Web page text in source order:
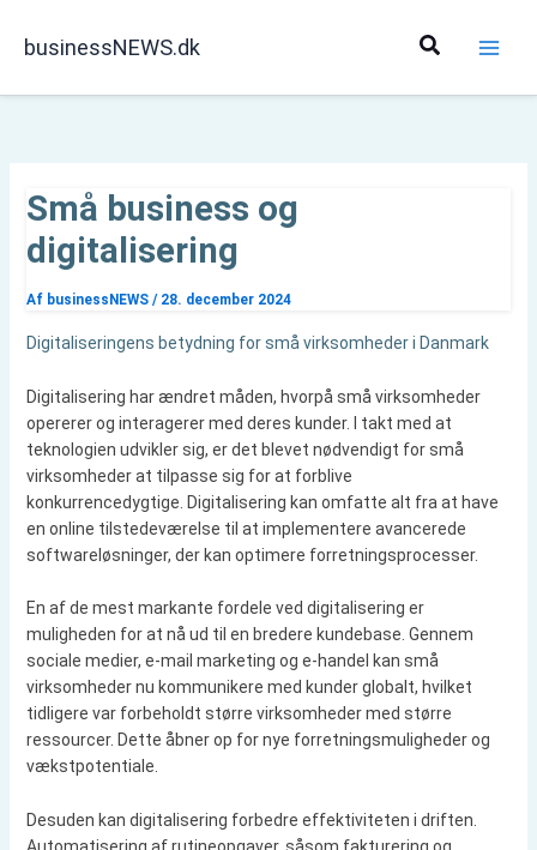
businessNEWS.dk Søg
Små business og
digitalisering
Af businessNEWS / 28. december 2024
Digitaliseringens betydning for små virksomheder i Danmark
Digitalisering har ændret måden, hvorpå små virksomheder
opererer og interagerer med deres kunder. I takt med at
teknologien udvikler sig, er det blevet nødvendigt for små
virksomheder at tilpasse sig for at forblive
konkurrencedygtige. Digitalisering kan omfatte alt fra at have
en online tilstedeværelse til at implementere avancerede
softwareløsninger, der kan optimere forretningsprocesser.
En af de mest markante fordele ved digitalisering er
muligheden for at nå ud til en bredere kundebase. Gennem
sociale medier, e-mail marketing og e-handel kan små
virksomheder nu kommunikere med kunder globalt, hvilket
tidligere var forbeholdt større virksomheder med større
ressourcer. Dette åbner op for nye forretningsmuligheder og
vækstpotentiale.
Desuden kan digitalisering forbedre effektiviteten i driften.
Automatisering af rutineopgaver, såsom fakturering og